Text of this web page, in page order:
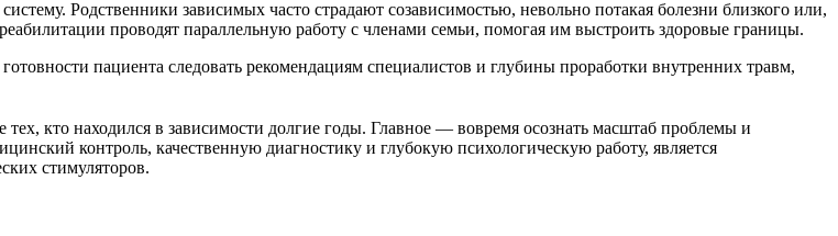
Родственники зависимых часто страдают созависимостью, невольно потакая болезни близкого или,
проводят параллельную работу с членами семьи, помогая им выстроить здоровые границы.
пациента следовать рекомендациям специалистов и глубины проработки внутренних травм,
кто находился в зависимости долгие годы. Главное — вовремя осознать масштаб проблемы и
контроль, качественную диагностику и глубокую психологическую работу, является
стимуляторов.